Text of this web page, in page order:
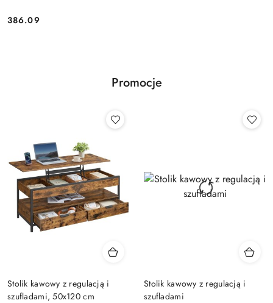
Cena:
386.09
Promocje
Stolik kawowy z regulacją i
szufladami, 50x120 cm
Stolik kawowy z regulacją i
szufladami